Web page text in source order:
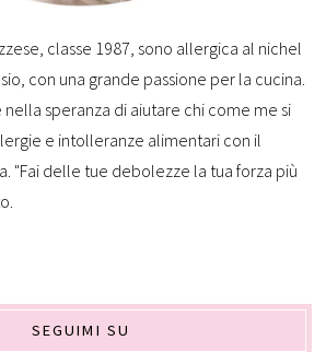
classe 1987, sono allergica al nichel
con una grande passione per la cucina.
nella speranza di aiutare chi come me si
e intolleranze alimentari con il
"Fai delle tue debolezze la tua forza più
SEGUIMI SU